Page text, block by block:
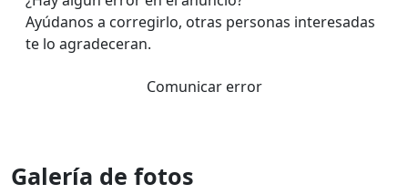
Ayúdanos a corregirlo, otras personas interesadas
te lo agradeceran.
Comunicar error
Galería de fotos